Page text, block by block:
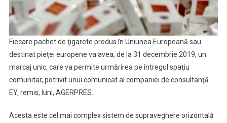
Fiecare pachet de ţigarete produs în Uniunea Europeană sau
destinat pieţei europene va avea, de la 31 decembrie 2019, un
marcaj unic, care va permite urmărirea pe întregul spaţiu
comunitar, potrivit unui comunicat al companiei de consultanţă
EY, remis, luni, AGERPRES.
Acesta este cel mai complex sistem de supraveghere orizontală